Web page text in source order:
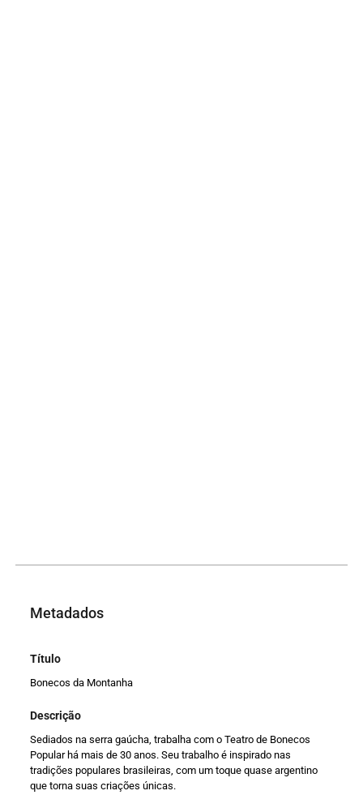
Metadados
Título
Bonecos da Montanha
Descrição
Sediados na serra gaúcha, trabalha com o Teatro de Bonecos
Popular há mais de 30 anos. Seu trabalho é inspirado nas
tradições populares brasileiras, com um toque quase argentino
que torna suas criações únicas.